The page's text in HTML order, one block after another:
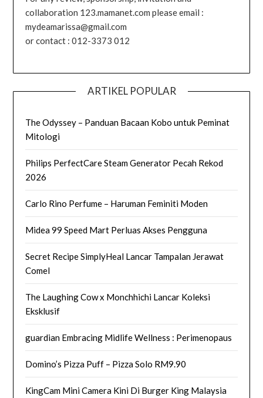
collaboration 123.mamanet.com please email :
mydeamarissa@gmail.com
or contact : 012-3373 012
ARTIKEL POPULAR
The Odyssey – Panduan Bacaan Kobo untuk Peminat
Mitologi
Philips PerfectCare Steam Generator Pecah Rekod
2026
Carlo Rino Perfume – Haruman Feminiti Moden
Midea 99 Speed Mart Perluas Akses Pengguna
Secret Recipe SimplyHeal Lancar Tampalan Jerawat
Comel
The Laughing Cow x Monchhichi Lancar Koleksi
Eksklusif
guardian Embracing Midlife Wellness : Perimenopaus
Domino’s Pizza Puff – Pizza Solo RM9.90
KingCam Mini Camera Kini Di Burger King Malaysia